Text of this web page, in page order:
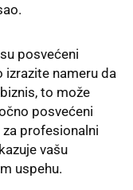
posvećeni
nameru da
to može
posvećeni
profesionalni
vašu
uspehu.